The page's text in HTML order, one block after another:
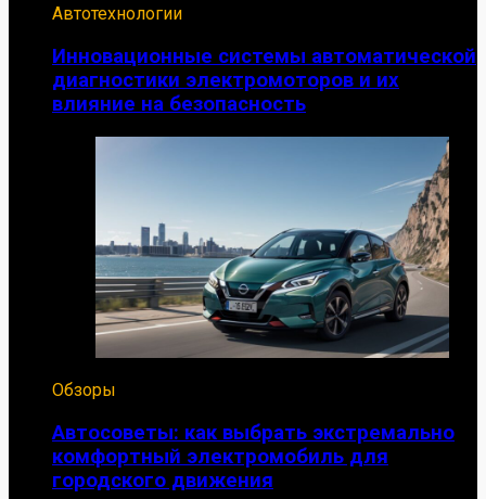
Автотехнологии
Инновационные системы автоматической
диагностики электромоторов и их
влияние на безопасность
Обзоры
Автосоветы: как выбрать экстремально
комфортный электромобиль для
городского движения